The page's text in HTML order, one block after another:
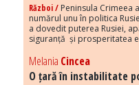
Război / Peninsula Crimeea
numărul unu în politica
a dovedit puterea Rusiei,
siguranță și prosperitatea
Melania Cincea
O țară în instabilitate